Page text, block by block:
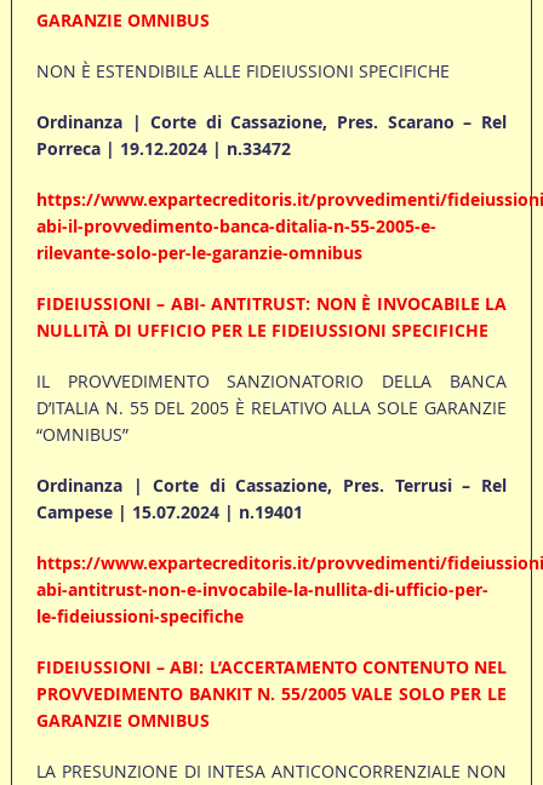
GARANZIE OMNIBUS
NON È ESTENDIBILE ALLE FIDEIUSSIONI SPECIFICHE
Ordinanza | Corte di Cassazione, Pres. Scarano – Rel
Porreca | 19.12.2024 | n.33472
https://www.expartecreditoris.it/provvedimenti/
abi-il-provvedimento-banca-ditalia-n-55-2005-e-
rilevante-solo-per-le-garanzie-omnibus
FIDEIUSSIONI – ABI- ANTITRUST: NON È INVOCABILE LA
NULLITÀ DI UFFICIO PER LE FIDEIUSSIONI SPECIFICHE
IL PROVVEDIMENTO SANZIONATORIO DELLA BANCA
D’ITALIA N. 55 DEL 2005 È RELATIVO ALLA SOLE GARANZIE
“OMNIBUS”
Ordinanza | Corte di Cassazione, Pres. Terrusi – Rel
Campese | 15.07.2024 | n.19401
https://www.expartecreditoris.it/provvedimenti/
abi-antitrust-non-e-invocabile-la-nullita-di-ufficio-per-
le-fideiussioni-specifiche
FIDEIUSSIONI – ABI: L’ACCERTAMENTO CONTENUTO NEL
PROVVEDIMENTO BANKIT N. 55/2005 VALE SOLO PER LE
GARANZIE OMNIBUS
LA PRESUNZIONE DI INTESA ANTICONCORRENZIALE NON